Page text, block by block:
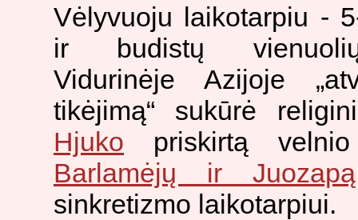
Vėlyvuoju laikotarpiu -
ir budistų
Vidurinėje Azijoje
tikėjimą“ sukūrė
Hjuko priskirtą
Barlamėjų ir Juozapą
sinkretizmo laikotarpiui.